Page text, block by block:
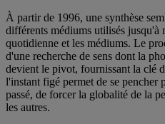
À partir de 1996, une synthèse
différents médiums utilisés jusqu'à
quotidienne et les médiums. Le
d'une recherche de sens dont la
devient le pivot, fournissant la clé
l'instant figé permet de se pencher
passé, de forcer la globalité de la
les autres.